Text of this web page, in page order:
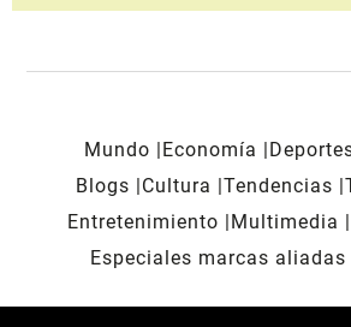
Mundo Economía
Blogs
Cultura Tendencias
Entretenimiento
Multimedia
Especiales marcas aliadas